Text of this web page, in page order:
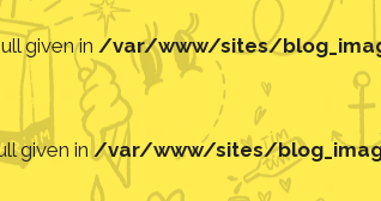
given in /var/www/sites/
given in /var/www/sites/